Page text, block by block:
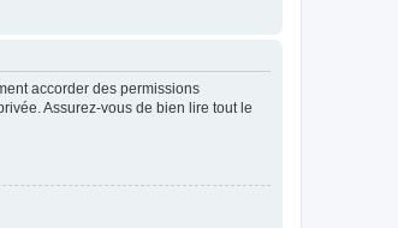
accorder des permissions
Assurez-vous de bien lire tout le